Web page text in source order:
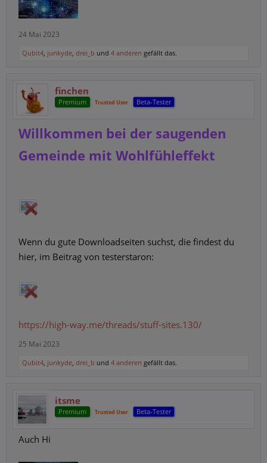
24 Mai 2023
Qubit4, junkyde, drei_b und 4 anderen gefällt das.
finchen
Premium Trusted User Beta-Tester
Willkommen bei der saugenden
Gemeinde mit Wohlfühleffekt
Wenn du gute Downloadseiten suchst, die findest du
hier, im Beitrag von testerstaron:
https://high-way.me/threads/stuff-sites.130/
25 Mai 2023
Qubit4, junkyde, drei_b und 4 anderen gefällt das.
itsme
Premium Trusted User Beta-Tester
Auch Hi